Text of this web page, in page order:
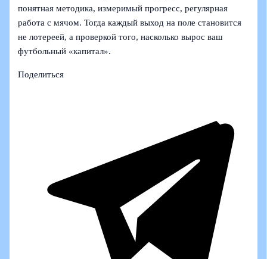
понятная методика, измеримый прогресс, регулярная
работа с мячом. Тогда каждый выход на поле становится
не лотереей, а проверкой того, насколько вырос ваш
футбольный «капитал».
Поделиться